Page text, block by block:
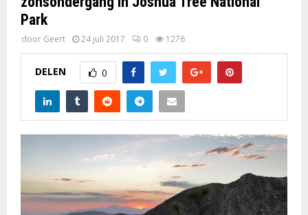
Park
door Geert 24 juli 2017 0 1276
DELEN 0